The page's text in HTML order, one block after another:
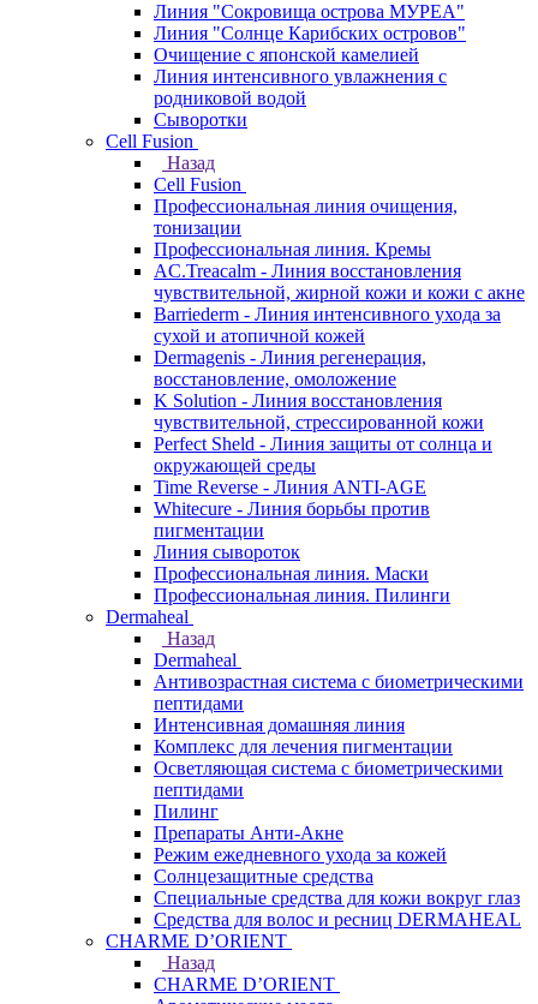
Линия "Сокровища острова МУРЕА"
Линия "Солнце Карибских островов"
Очищение с японской камелией
Линия интенсивного увлажнения с
родниковой водой
Сыворотки
Cell Fusion
Назад
Cell Fusion
Профессиональная линия очищения,
тонизации
Профессиональная линия. Кремы
AC.Treacalm - Линия восстановления
чувствительной, жирной кожи и кожи с акне
Barriederm - Линия интенсивного ухода за
сухой и атопичной кожей
Dermagenis - Линия регенерация,
восстановление, омоложение
K Solution - Линия восстановления
чувствительной, стрессированной кожи
Perfect Sheld - Линия защиты от солнца и
окружающей среды
Time Reverse - Линия ANTI-AGE
Whitecure - Линия борьбы против
пигментации
Линия сывороток
Профессиональная линия. Маски
Профессиональная линия. Пилинги
Dermaheal
Назад
Dermaheal
Антивозрастная система с биометрическими
пептидами
Интенсивная домашняя линия
Комплекс для лечения пигментации
Осветляющая система с биометрическими
пептидами
Пилинг
Препараты Анти-Акне
Режим ежедневного ухода за кожей
Солнцезащитные средства
Специальные средства для кожи вокруг глаз
Средства для волос и ресниц DERMAHEAL
CHARME D’ORIENT
Назад
CHARME D’ORIENT